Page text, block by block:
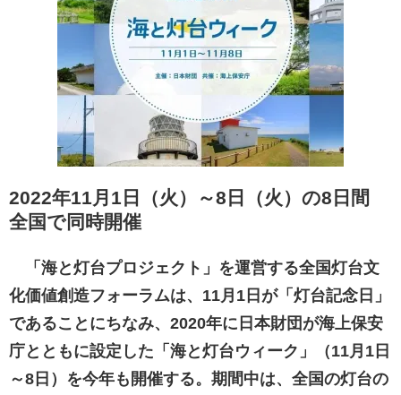
2022年11月1日（火）～8日（火）の8日間
全国で同時開催
「海と灯台プロジェクト」を運営する全国灯台文
化価値創造フォーラムは、11月1日が「灯台記念日」
であることにちなみ、2020年に日本財団が海上保安
庁とともに設定した「海と灯台ウィーク」（11月1日
～8日）を今年も開催する。期間中は、全国の灯台の